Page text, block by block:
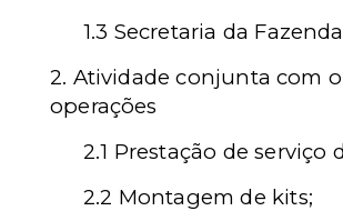
1.3 Secretaria da
2. Atividade conjunta com
operações
2.1 Prestação de serviço
2.2 Montagem de kits;